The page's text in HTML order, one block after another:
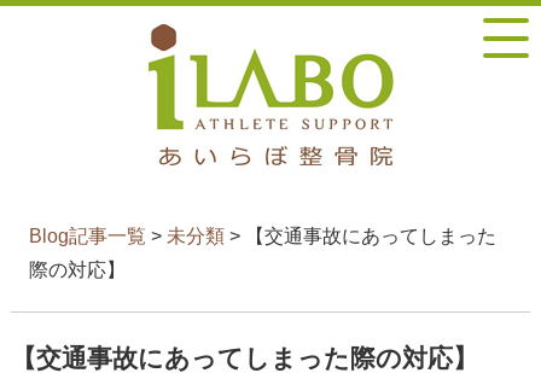
Blog記事一覧 > 未分類> 【交通事故にあってしまった
際の対応】
【交通事故にあってしまった際の対応】